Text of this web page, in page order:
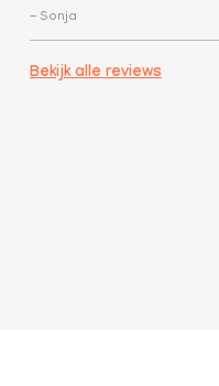
- Sonja
Bekijk alle reviews